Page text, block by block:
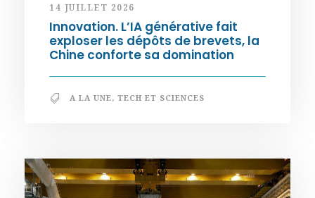
14 JUILLET 2026
Innovation. L’IA générative fait
exploser les dépôts de brevets, la
Chine conforte sa domination
A LA UNE, TECH ET SCIENCES